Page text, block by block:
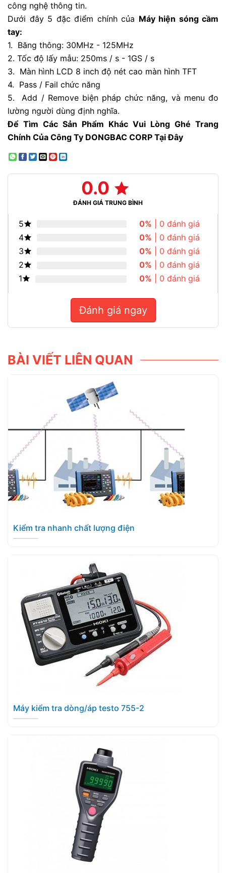
công nghệ thông tin.
Dưới đây 5 đặc điểm chính của Máy hiện sóng cầm
tay:
1. Băng thông: 30MHz - 125MHz
2. Tốc độ lấy mẫu: 250ms / s - 1GS / s
3. Màn hình LCD 8 inch độ nét cao màn hình TFT
4. Pass / Fail chức năng
5. Add / Remove biện pháp chức năng, và menu đo
lường người dùng định nghĩa.
Để Tìm Các Sản Phẩm Khác Vui Lòng Ghé Trang
Chính Của Công Ty DONGBAC CORP Tại Đây
0.0
ĐÁNH GIÁ TRUNG BÌNH
5 0% | 0 đánh giá
4
0% | 0 đánh giá
3
0% | 0 đánh giá
2
0% | 0 đánh giá
1
0% | 0 đánh giá
Đánh giá ngay
BÀI VIẾT LIÊN QUAN
Kiểm tra nhanh chất lượng điện
Máy kiểm tra dòng/áp testo 755-2